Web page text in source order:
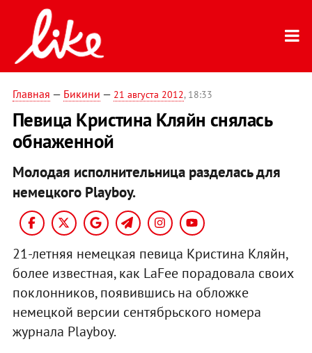
Главная — Бикини — 21 августа 2012, 18:33
Певица Кристина Кляйн снялась
обнаженной
Молодая исполнительница разделась для
немецкого Playboy.
21-летняя немецкая певица Кристина Кляйн,
более известная, как LaFee порадовала своих
поклонников, появившись на обложке
немецкой версии сентябрьского номера
журнала Playboy.